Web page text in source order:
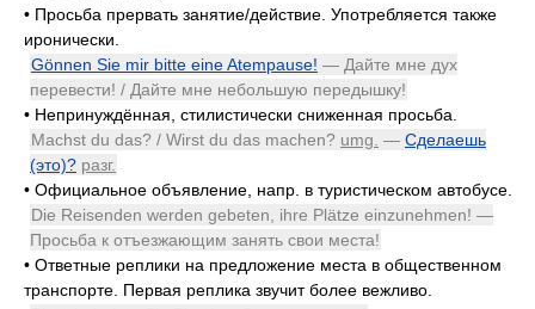
• Просьба прервать занятие/действие. Употребляется также
иронически.
Gönnen Sie mir bitte eine Atempause! — Дайте мне дух
перевести! / Дайте мне небольшую передышку!
• Непринуждённая, стилистически сниженная просьба.
Machst du das? / Wirst du das machen? umg. — Сделаешь
(это)? разг.
• Официальное объявление, напр. в туристическом автобусе.
Die Reisenden werden gebeten, ihre Plätze einzunehmen! —
Просьба к отъезжающим занять свои места!
• Ответные реплики на предложение места в общественном
транспорте. Первая реплика звучит более вежливо.